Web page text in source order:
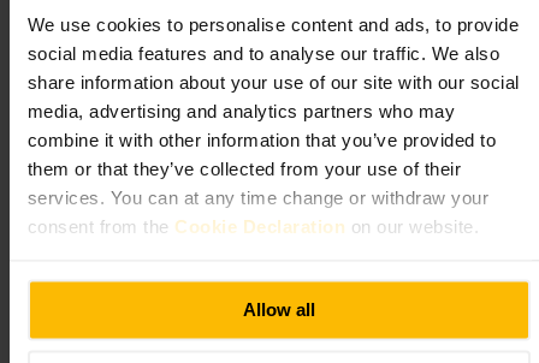
We use cookies to personalise content and ads, to provide
social media features and to analyse our traffic. We also
share information about your use of our site with our social
media, advertising and analytics partners who may
combine it with other information that you’ve provided to
them or that they’ve collected from your use of their
services. You can at any time change or withdraw your
consent from the Cookie Declaration on our website.
Allow all
图片 /Find Me Gluten Free
“早午轻食与咖啡，相聚的简单方式”
适合
可期待的内容